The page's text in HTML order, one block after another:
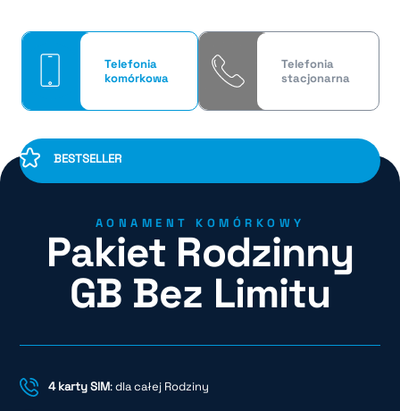
Telefonia
komórkowa
Telefonia
stacjonarna
BESTSELLER
AONAMENT KOMÓRKOWY
Pakiet Rodzinny
GB Bez Limitu
4 karty SIM: dla całej Rodziny